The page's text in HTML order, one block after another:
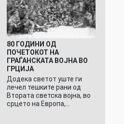
80 ГОДИНИ ОД
ПОЧЕТОКОТ НА
ГРАЃАНСКАТА ВОЈНА ВО
ГРЦИЈА
Додека светот уште ги
лечел тешките рани од
Втората светска војна, во
срцето на Европа,…